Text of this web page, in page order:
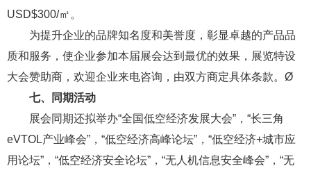
USD$300/㎡。
为提升企业的品牌知名度和美誉度，彰显卓越的产品品
质和服务，使企业参加本届展会达到最优的效果，展览特设
大会赞助商，欢迎企业来电咨询，由双方商定具体条款。Ø
七、同期活动
展会同期还拟举办“全国低空经济发展大会”，“长三角
eVTOL产业峰会”，“低空经济高峰论坛”，“低空经济+城市应
用论坛”，“低空经济安全论坛”，“无人机信息安全峰会”，“无